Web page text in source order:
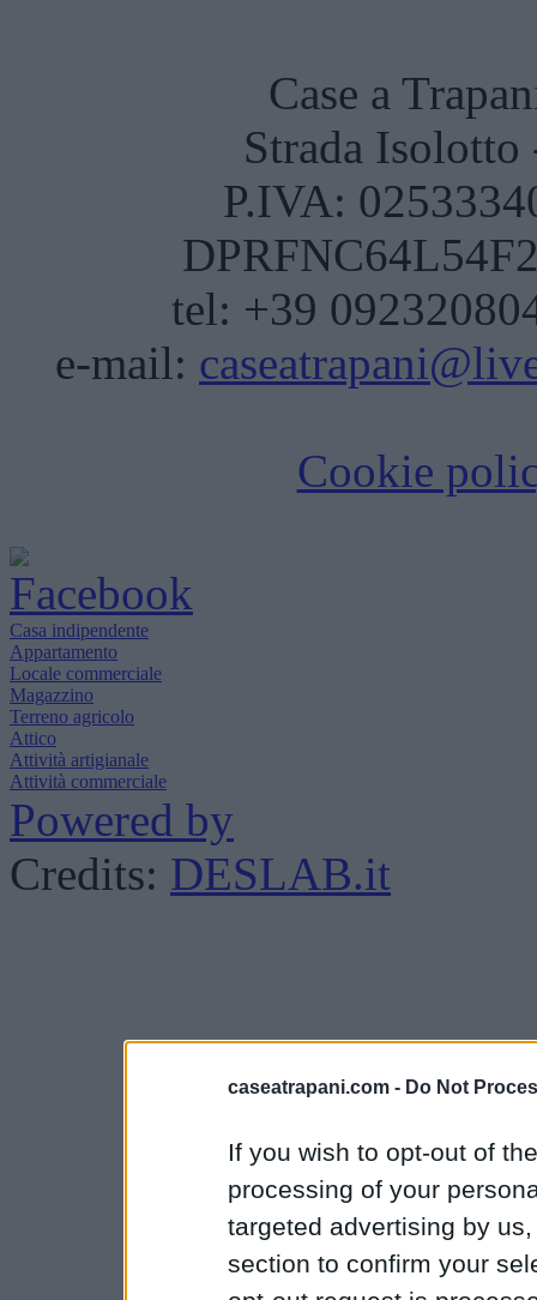
caseatrapani.com - Do Not
If you wish to opt-out of
processing of your
targeted advertising by
section to confirm your
Case a
Strada
P.IVA:
tel: +39
e-mail:
Cookie
Casa indipendente
Appartamento
Locale commerciale
Magazzino
Terreno agricolo
Attico
Attività artigianale
Attività commerciale
Powered by
Credits: DESLAB.it